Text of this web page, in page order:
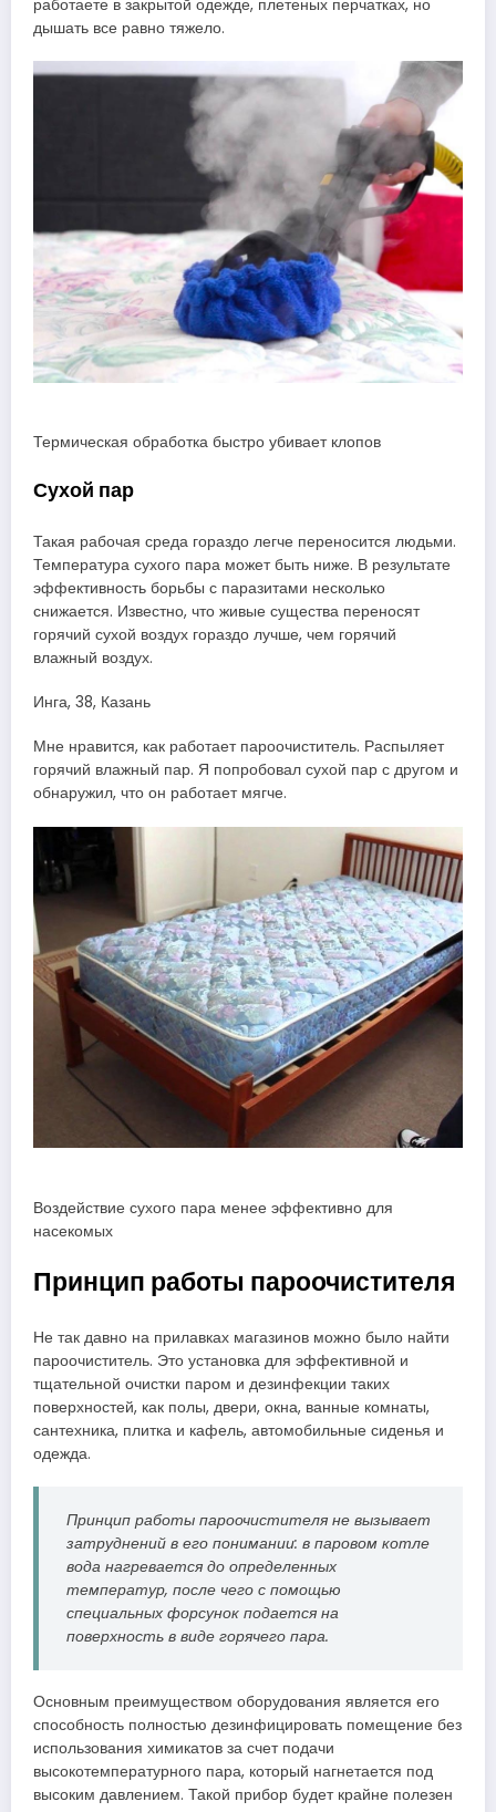
работаете в закрытой одежде, плетеных перчатках, но
дышать все равно тяжело.
Термическая обработка быстро убивает клопов
Сухой пар
Такая рабочая среда гораздо легче переносится людьми.
Температура сухого пара может быть ниже. В результате
эффективность борьбы с паразитами несколько
снижается. Известно, что живые существа переносят
горячий сухой воздух гораздо лучше, чем горячий
влажный воздух.
Инга, 38, Казань
Мне нравится, как работает пароочиститель. Распыляет
горячий влажный пар. Я попробовал сухой пар с другом и
обнаружил, что он работает мягче.
Воздействие сухого пара менее эффективно для
насекомых
Принцип работы пароочистителя
Не так давно на прилавках магазинов можно было найти
пароочиститель. Это установка для эффективной и
тщательной очистки паром и дезинфекции таких
поверхностей, как полы, двери, окна, ванные комнаты,
сантехника, плитка и кафель, автомобильные сиденья и
одежда.
Принцип работы пароочистителя не вызывает
затруднений в его понимании: в паровом котле
вода нагревается до определенных
температур, после чего с помощью
специальных форсунок подается на
поверхность в виде горячего пара.
Основным преимуществом оборудования является его
способность полностью дезинфицировать помещение без
использования химикатов за счет подачи
высокотемпературного пара, который нагнетается под
высоким давлением. Такой прибор будет крайне полезен